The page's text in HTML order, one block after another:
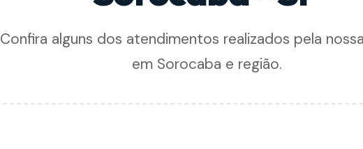
Confira alguns dos atendimentos realizados pela
em Sorocaba e região.